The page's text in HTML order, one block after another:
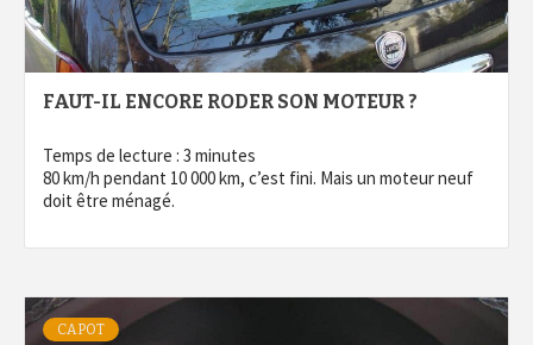
FAUT-IL ENCORE RODER SON MOTEUR ?
Temps de lecture : 3 minutes
80 km/h pendant 10 000 km, c’est fini. Mais un moteur neuf
doit être ménagé.
CAPOT